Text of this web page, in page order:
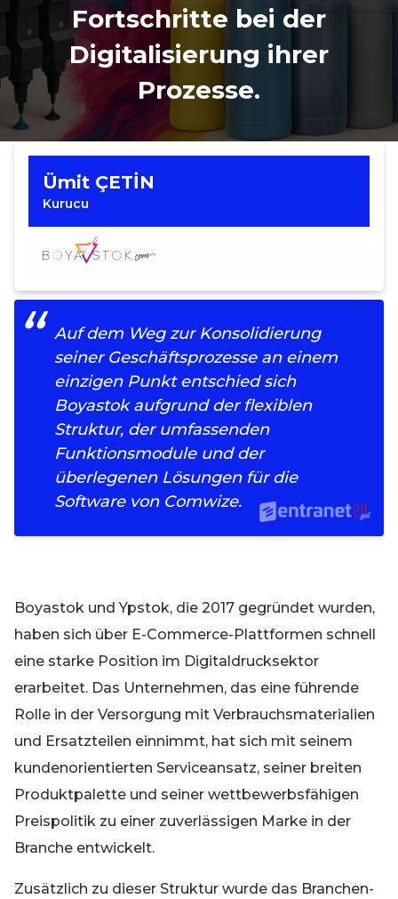
Fortschritte bei der
Digitalisierung ihrer
Prozesse.
Ümit ÇETİN
Kurucu
Auf dem Weg zur Konsolidierung
seiner Geschäftsprozesse an einem
einzigen Punkt entschied sich
Boyastok aufgrund der flexiblen
Struktur, der umfassenden
Funktionsmodule und der
überlegenen Lösungen für die
Software von Comwize.
Boyastok und Ypstok, die 2017 gegründet wurden,
haben sich über E-Commerce-Plattformen schnell
eine starke Position im Digitaldrucksektor
erarbeitet. Das Unternehmen, das eine führende
Rolle in der Versorgung mit Verbrauchsmaterialien
und Ersatzteilen einnimmt, hat sich mit seinem
kundenorientierten Serviceansatz, seiner breiten
Produktpalette und seiner wettbewerbsfähigen
Preispolitik zu einer zuverlässigen Marke in der
Branche entwickelt.
Zusätzlich zu dieser Struktur wurde das Branchen-